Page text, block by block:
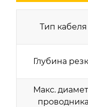
Тип кабеля
Глубина
Макс.
проводника